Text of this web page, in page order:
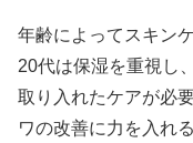
年齢によってスキン
20代は保湿を重視し
取り入れたケアが必
ワの改善に力を入れ